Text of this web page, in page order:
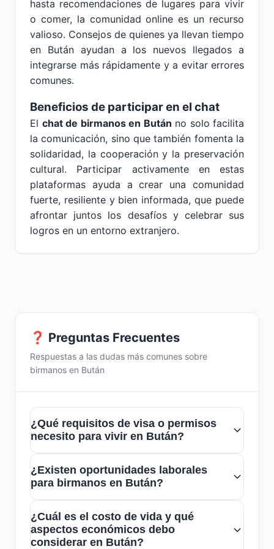
hasta recomendaciones de lugares para vivir
o comer, la comunidad online es un recurso
valioso. Consejos de quienes ya llevan tiempo
en Bután ayudan a los nuevos llegados a
integrarse más rápidamente y a evitar errores
comunes.
Beneficios de participar en el chat
El chat de birmanos en Bután no solo facilita
la comunicación, sino que también fomenta la
solidaridad, la cooperación y la preservación
cultural. Participar activamente en estas
plataformas ayuda a crear una comunidad
fuerte, resiliente y bien informada, que puede
afrontar juntos los desafíos y celebrar sus
logros en un entorno extranjero.
❓ Preguntas Frecuentes
Respuestas a las dudas más comunes sobre
birmanos en Bután
¿Qué requisitos de visa o permisos
necesito para vivir en Bután?
birmanos deben obtener una visa de
residencia, gestionada a través de las
autoridades de inmigración butanesas. Es
recomendable consultar con la embajada
o consulado de Bután para información
¿Existen oportunidades laborales
para birmanos en Bután?
turismo y la agricultura, hay
oportunidades para inmigrantes birmanos.
¿Cuál es el costo de vida y qué
aspectos económicos debo
considerar en Bután?